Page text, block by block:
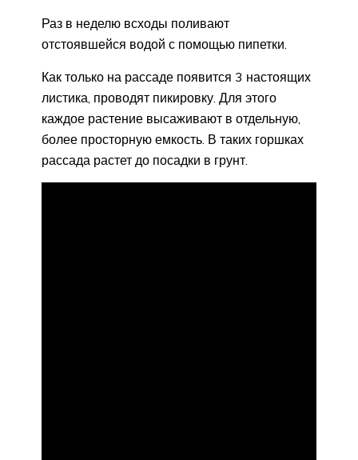
Раз в неделю всходы поливают
отстоявшейся водой с помощью пипетки.
Как только на рассаде появится 3 настоящих
листика, проводят пикировку. Для этого
каждое растение высаживают в отдельную,
более просторную емкость. В таких горшках
рассада растет до посадки в грунт.